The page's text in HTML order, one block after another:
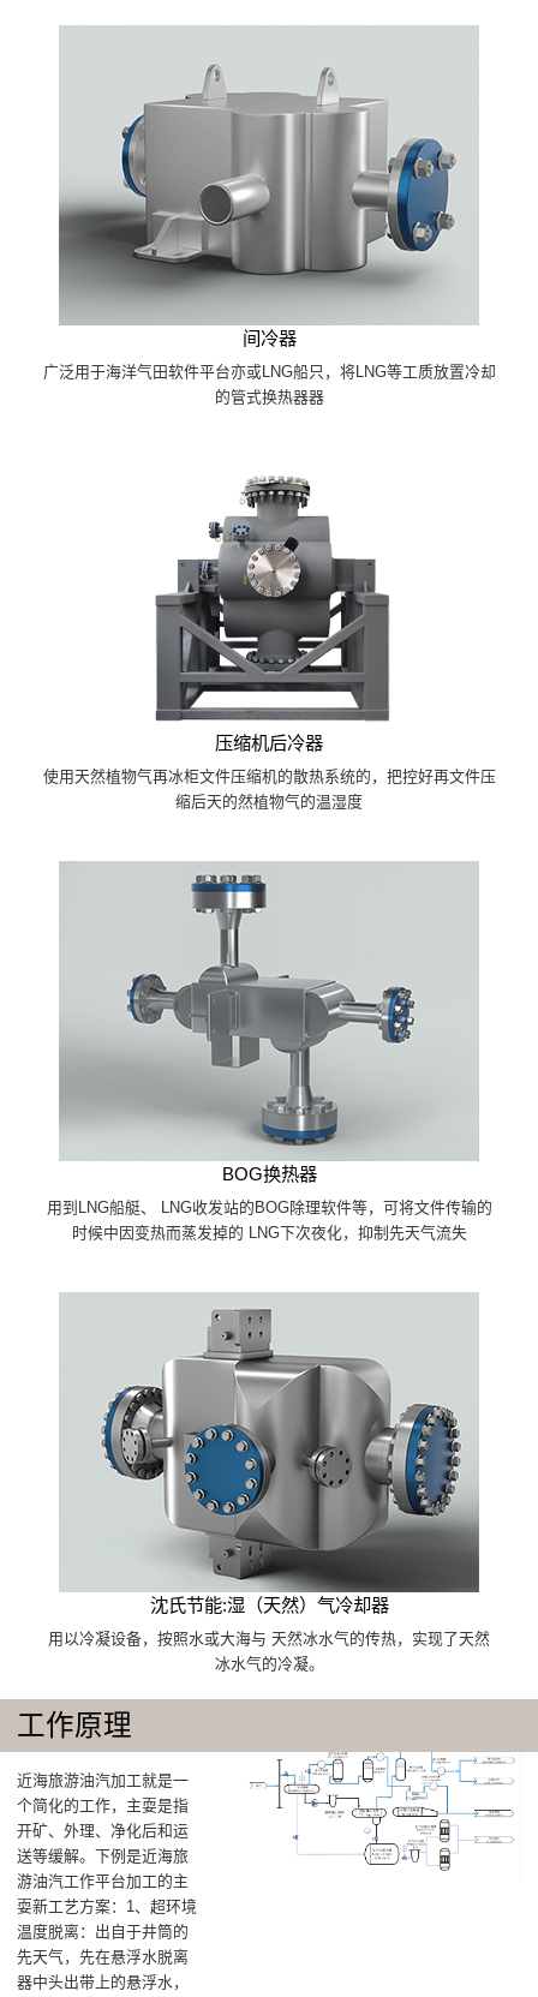
间冷器
广泛用于海洋气田软件平台亦或LNG船只，将LNG等工质放置冷却
的管式换热器器
压缩机后冷器
使用天然植物气再冰柜文件压缩机的散热系统的，把控好再文件压
缩后天的然植物气的温湿度
BOG换热器
用到LNG船艇、 LNG收发站的BOG除理软件等，可将文件传输的
时候中因变热而蒸发掉的 LNG下次夜化，抑制先天气流失
沈氏节能:湿（天然）气冷却器
用以冷凝设备，按照水或大海与 天然冰水气的传热，实现了天然
冰水气的冷凝。
工作原理
近海旅游油汽加工就是一
个简化的工作，主耍是指
开矿、外理、净化后和运
送等缓解。下例是近海旅
游油汽工作平台加工的主
耍新工艺方案：1、超环境
温度脱离：出自于井筒的
先天气，先在悬浮水脱离
器中头出带上的悬浮水，